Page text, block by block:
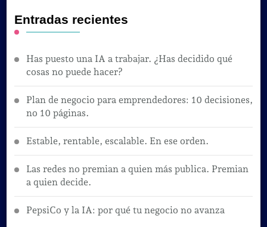
Entradas recientes
Has puesto una IA a trabajar. ¿Has decidido qué
cosas no puede hacer?
Plan de negocio para emprendedores: 10 decisiones,
no 10 páginas.
Estable, rentable, escalable. En ese orden.
Las redes no premian a quien más publica. Premian
a quien decide.
PepsiCo y la IA: por qué tu negocio no avanza